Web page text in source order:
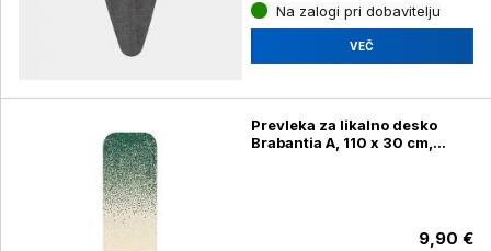
Na zalogi pri dobavitelju
VEČ
Prevleka za likalno desko
Brabantia A, 110 x 30 cm,
9,90 €